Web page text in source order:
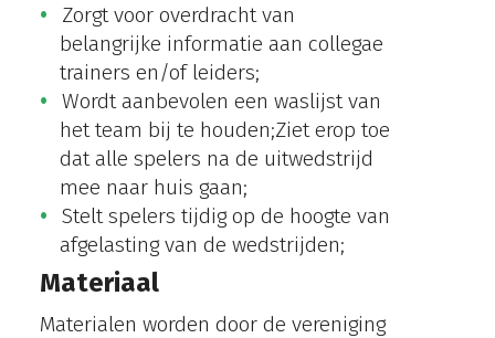
Zorgt voor overdracht van
belangrijke informatie aan collegae
trainers en/of leiders;
Wordt aanbevolen een waslijst van
het team bij te houden;Ziet erop toe
dat alle spelers na de uitwedstrijd
mee naar huis gaan;
Stelt spelers tijdig op de hoogte van
afgelasting van de wedstrijden;
Materiaal
Materialen worden door de vereniging